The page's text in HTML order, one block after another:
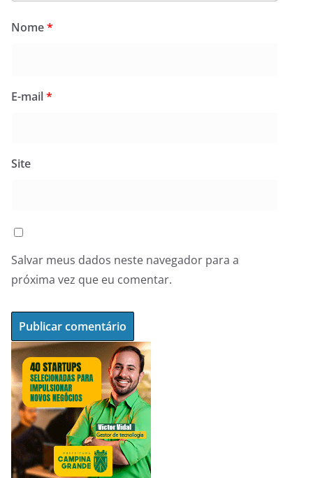
Nome*
E-mail*
Site
Salvar meus dados neste navegador para a
próxima vez que eu comentar.